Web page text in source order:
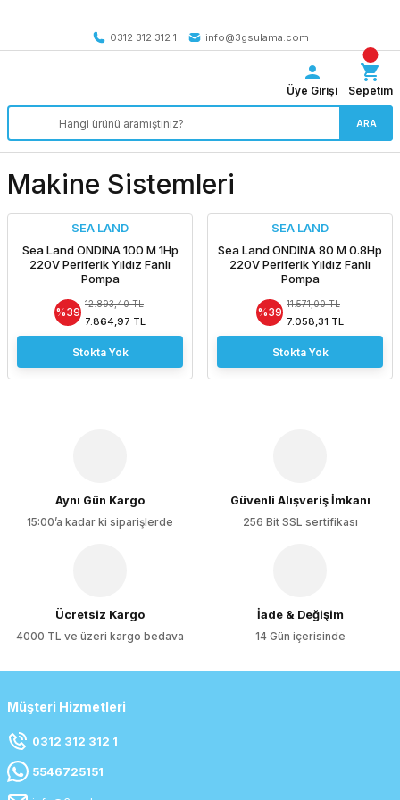
0312 312 312 1
info@3gsulama.com
ARA
Üye Girişi Sepetim
Makine Sistemleri
SEA LAND
Sea Land ONDINA 100 M 1Hp
220V Periferik Yıldız Fanlı
Pompa
%39
12.893,40 TL
7.864,97 TL
Stokta Yok
SEA LAND
Sea Land ONDINA 80 M 0.8Hp
220V Periferik Yıldız Fanlı
Pompa
%39
11.571,00 TL
7.058,31 TL
Stokta Yok
Aynı Gün Kargo
15:00’a kadar ki siparişlerde
Güvenli Alışveriş İmkanı
256 Bit SSL sertifikası
Ücretsiz Kargo
4000 TL ve üzeri kargo bedava
İade & Değişim
14 Gün içerisinde
Müşteri Hizmetleri
0312 312 312 1
5546725151